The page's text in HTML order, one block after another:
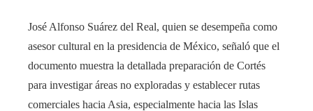
José Alfonso Suárez del Real, quien se desempeña como
asesor cultural en la presidencia de México, señaló que el
documento muestra la detallada preparación de Cortés
para investigar áreas no exploradas y establecer rutas
comerciales hacia Asia, especialmente hacia las Islas